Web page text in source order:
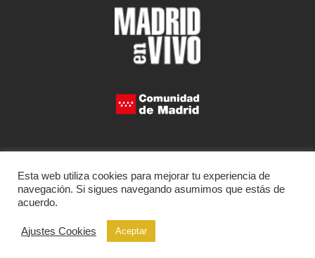
Esta web utiliza cookies para mejorar tu experiencia de
navegación. Si sigues navegando asumimos que estás de
acuerdo.
Ajustes Cookies Aceptar